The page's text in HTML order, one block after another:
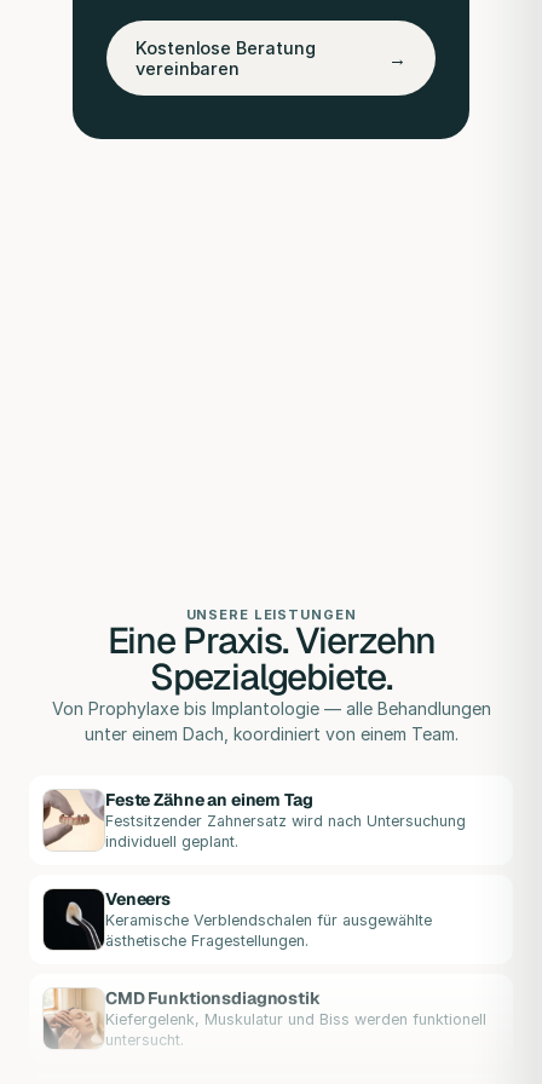
Kostenlose Beratung
vereinbaren
→
UNSERE LEISTUNGEN
Eine Praxis. Vierzehn
Spezialgebiete.
Von Prophylaxe bis Implantologie — alle Behandlungen
unter einem Dach, koordiniert von einem Team.
Feste Zähne an einem Tag
Festsitzender Zahnersatz wird nach Untersuchung
individuell geplant.
Veneers
Keramische Verblendschalen für ausgewählte
ästhetische Fragestellungen.
CMD Funktionsdiagnostik
Kiefergelenk, Muskulatur und Biss werden funktionell
untersucht.